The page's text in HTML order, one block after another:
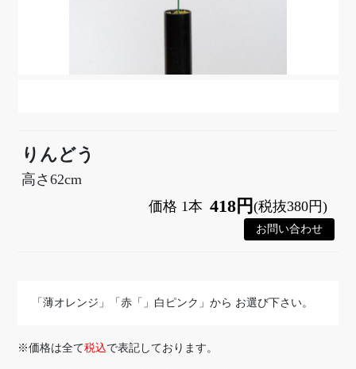
りんどう
高さ62cm
価格 1本 418円(税抜380円)
「薄オレンジ」「赤「」白ピンク」から お選び下さい。
※価格は全て税込で表記しております。